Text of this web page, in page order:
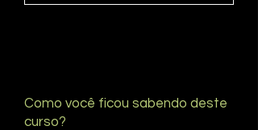
Como você ficou sabendo deste
curso?